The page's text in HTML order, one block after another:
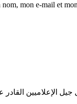
mon e-mail et
الإعلاميين